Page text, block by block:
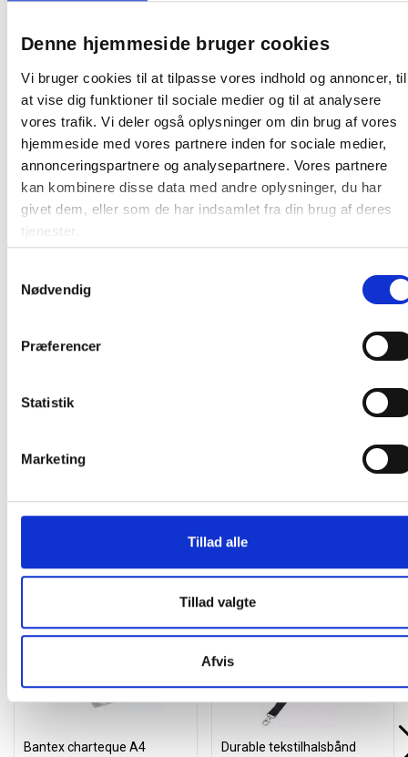
Denne hjemmeside bruger cookies
Vi bruger cookies til at tilpasse vores indhold og annoncer, til
at vise dig funktioner til sociale medier og til at analysere
vores trafik. Vi deler også oplysninger om din brug af vores
hjemmeside med vores partnere inden for sociale medier,
annonceringspartnere og analysepartnere. Vores partnere
kan kombinere disse data med andre oplysninger, du har
givet dem, eller som de har indsamlet fra din brug af deres
tjenester.
Nødvendig
Præferencer
Statistik
Marketing
Tillad alle
Tillad valgte
Afvis
Relaterede produkter
Gratis fragt
Andre kunder købte også
Køb mere og spar
Bantex charteque A4
Køb mere og spar
Durable tekstilhalsbånd